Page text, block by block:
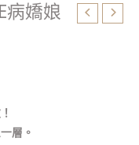
病嬌娘
層。